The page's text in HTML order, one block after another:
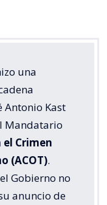
una
Antonio Kast
Mandatario
Crimen
(ACOT).
Gobierno no
anuncio de